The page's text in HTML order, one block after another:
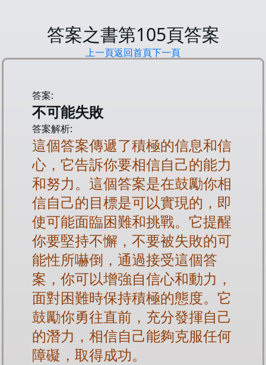
答案之書第105頁答案
上一頁返回首頁下一頁
答案:
不可能失敗
答案解析:
這個答案傳遞了積極的信息和信
心，它告訴你要相信自己的能力
和努力。這個答案是在鼓勵你相
信自己的目標是可以實現的，即
使可能面臨困難和挑戰。它提醒
你要堅持不懈，不要被失敗的可
能性所嚇倒，通過接受這個答
案，你可以增強自信心和動力，
面對困難時保持積極的態度。它
鼓勵你勇往直前，充分發揮自己
的潛力，相信自己能夠克服任何
障礙，取得成功。